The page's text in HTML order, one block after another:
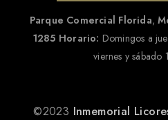
Parque Comercial Florida,
1285 Horario: Domingos a
viernes y sábado
©2023 Inmemorial